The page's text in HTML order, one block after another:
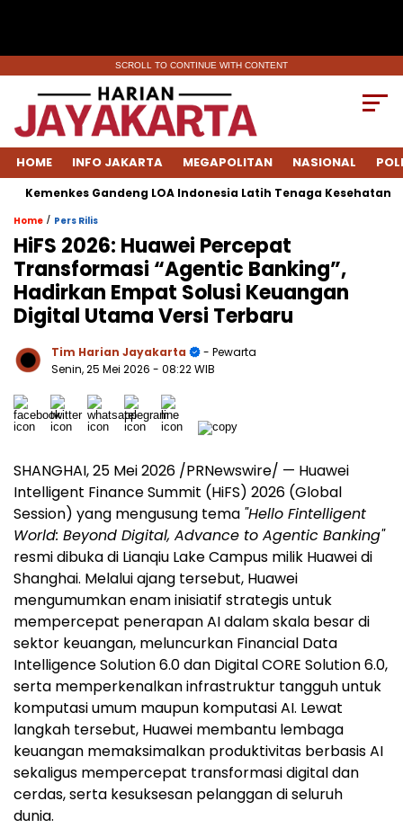
SCROLL TO CONTINUE WITH CONTENT
HOME INFO JAKARTA MEGAPOLITAN NASIONAL
Gandeng LOA Indonesia Latih Tenaga Kesehatan
Home / Pers Rilis
HiFS 2026: Huawei Percepat
Transformasi “Agentic Banking”,
Hadirkan Empat Solusi Keuangan
Digital Utama Versi Terbaru
Tim Harian Jayakarta
- Pewarta
Senin, 25 Mei 2026 - 08:22 WIB
SHANGHAI, 25 Mei 2026 /PRNewswire/ — Huawei
Intelligent Finance Summit (HiFS) 2026 (Global
Session) yang mengusung tema "Hello Fintelligent
World: Beyond Digital, Advance to Agentic Banking"
resmi dibuka di Lianqiu Lake Campus milik Huawei di
Shanghai. Melalui ajang tersebut, Huawei
mengumumkan enam inisiatif strategis untuk
mempercepat penerapan AI dalam skala besar di
sektor keuangan, meluncurkan Financial Data
Intelligence Solution 6.0 dan Digital CORE Solution 6.0,
serta memperkenalkan infrastruktur tangguh untuk
komputasi umum maupun komputasi AI. Lewat
langkah tersebut, Huawei membantu lembaga
keuangan memaksimalkan produktivitas berbasis AI
sekaligus mempercepat transformasi digital dan
cerdas, serta kesuksesan pelanggan di seluruh
dunia.